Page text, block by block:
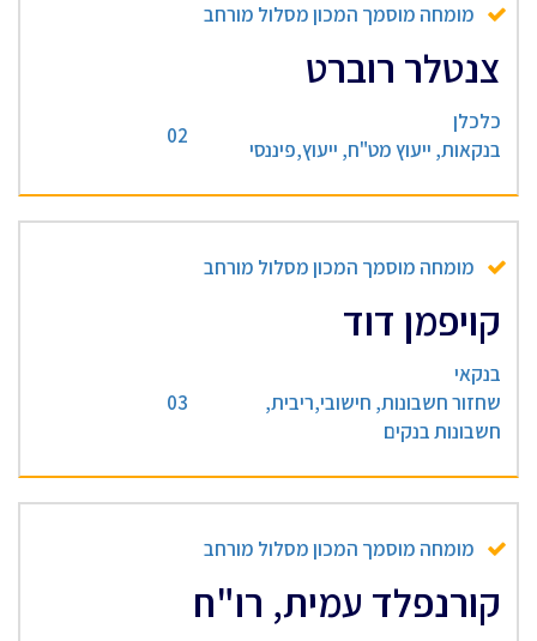
מומחה מוסמך המכון מסלול מורחב
צנטלר רוברט
כלכלן
בנקאות, ייעוץ מט"ח, ייעוץ,פיננסי
02
מומחה מוסמך המכון מסלול מורחב
קויפמן דוד
בנקאי
שחזור חשבונות, חישובי,ריבית,
חשבונות בנקים
03
מומחה מוסמך המכון מסלול מורחב
קורנפלד עמית, רו"ח